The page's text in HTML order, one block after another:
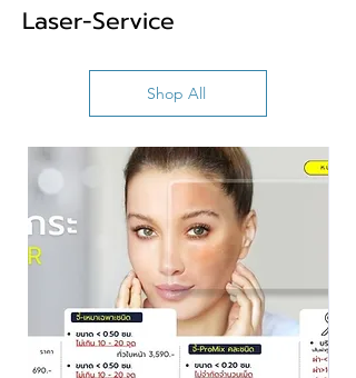
Laser-Service
Shop All